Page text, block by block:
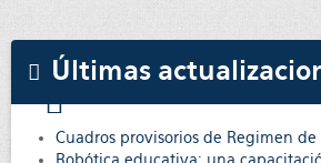
Últimas
Cuadros provisorios de Regimen
Robótica educativa: una